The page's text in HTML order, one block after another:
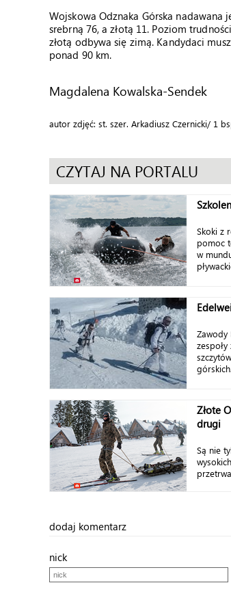
Wojskowa Odznaka Górska nadawana
srebrną 76, a złotą 11. Poziom
złotą odbywa się zimą. Kandydaci
ponad 90 km.
Magdalena Kowalska-Sendek
autor zdjęć: st. szer. Arkadiusz Czernicki/ 1
CZYTAJ NA PORTALU
Skoki z
pomoc
w
Zawody
Złote
drugi
Są nie
dodaj komentarz
nick